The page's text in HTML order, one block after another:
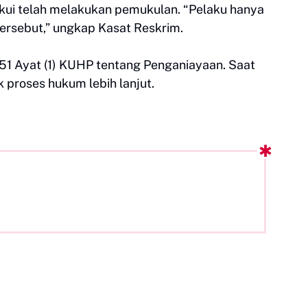
telah melakukan pemukulan. “Pelaku hanya
ungkap Kasat Reskrim.
Ayat (1) KUHP tentang Penganiayaan. Saat
proses hukum lebih lanjut.